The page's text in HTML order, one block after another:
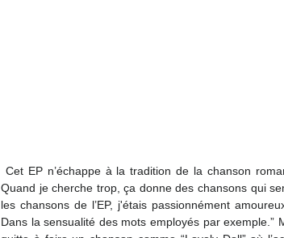
Quand je cherche trop, ça donne des chansons qui
les chansons de l’EP, j'étais passionnément
Dans la sensualité des mots employés par exemple.”